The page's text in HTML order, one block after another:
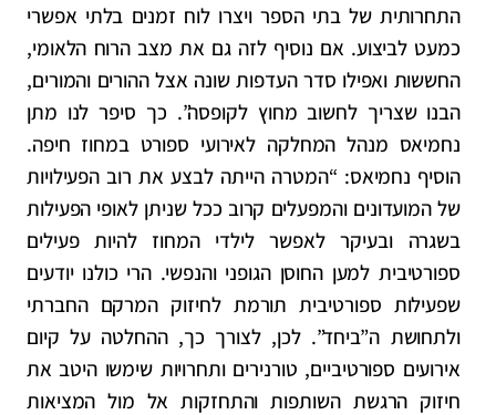
התחרותית של בתי הספר ויצרו לוח זמנים בלתי אפשרי
כמעט לביצוע. אם נוסיף לזה גם את מצב הרוח הלאומי,
החששות ואפילו סדר העדפות שונה אצל ההורים והמורים,
הבנו שצריך לחשוב מחוץ לקופסה”. כך סיפר לנו מתן
נחמיאס מנהל המחלקה לאירועי ספורט במחוז חיפה.
הוסיף נחמיאס: “המטרה הייתה לבצע את רוב הפעילויות
של המועדונים והמפעלים קרוב ככל שניתן לאופי הפעילות
בשגרה ובעיקרלאפשר לילדי המחוז להיות פעילים
ספורטיבית למען החוסן הגופני והנפשי. הרי כולנו יודעים
שפעילות ספורטיבית תורמת לחיזוק המרקם החברתי
ולתחושת ה”ביחד”. לכן, לצורך כך, ההחלטה על קיום
אירועים ספורטיביים, טורנירים ותחרויות שימשו היטב את
חיזוק הרגשת השותפות והתחזקות אל מול המציאות